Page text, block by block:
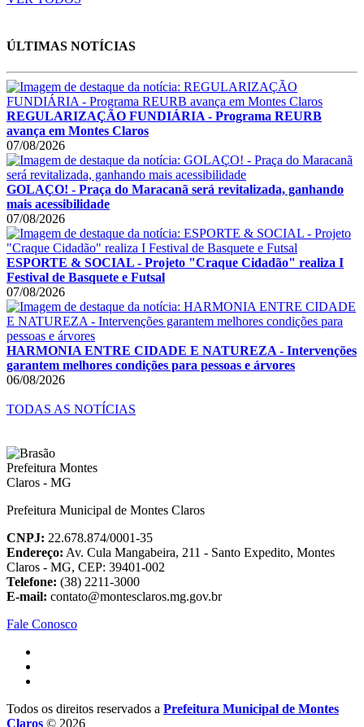
ÚLTIMAS NOTÍCIAS
REGULARIZAÇÃO FUNDIÁRIA - Programa REURB
avança em Montes Claros
07/08/2026
GOLAÇO! - Praça do Maracanã será revitalizada, ganhando
mais acessibilidade
07/08/2026
ESPORTE & SOCIAL - Projeto "Craque Cidadão" realiza I
Festival de Basquete e Futsal
07/08/2026
HARMONIA ENTRE CIDADE E NATUREZA - Intervenções
garantem melhores condições para pessoas e árvores
06/08/2026
TODAS AS NOTÍCIAS
Prefeitura Municipal de Montes Claros
CNPJ: 22.678.874/0001-35
Endereço: Av. Cula Mangabeira, 211 - Santo Expedito, Montes
Claros - MG, CEP: 39401-002
Telefone: (38) 2211-3000
E-mail: contato@montesclaros.mg.gov.br
Fale Conosco
Todos os direitos reservados a Prefeitura Municipal de Montes
Claros © 2026